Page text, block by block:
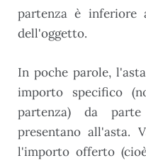
partenza è
dell'oggetto.
In poche parole,
importo specifico
partenza) da
presentano all'asta.
l'importo offerto